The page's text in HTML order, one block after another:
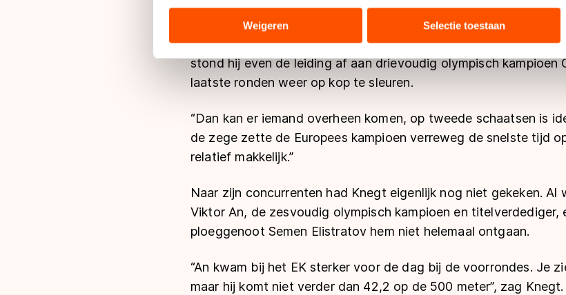
analyseren. We delen informatie over uw gebruik van onze site met onze
analyse. Zij kunnen deze combineren met andere gegevens die u aan hen heeft
hun services. Sommige partners kunnen gegevens doorgeven aan landen buiten
adequaat beschermingsniveau geldt volgens de GDPR. Door op ‘Toestaan’ te
Meer informatie vindt u in ons
cookiebeleid
Weigeren Selectie toestaan
Knegt na vier kwalificatieraces vast. “Mijn benen zijn prima,
Van 500 tot 1500 meter, Knegt had vrijdag steevast de
stond hij even de leiding af aan drievoudig olympisch kampioen
laatste ronden weer op kop te sleuren.
“Dan kan er iemand overheen komen, op tweede schaatsen is
de zege zette de Europees kampioen verreweg de snelste tijd
relatief makkelijk.”
Naar zijn concurrenten had Knegt eigenlijk nog niet gekeken. Al
Viktor An, de zesvoudig olympisch kampioen en titelverdediger,
ploeggenoot Semen Elistratov hem niet helemaal ontgaan.
“An kwam bij het EK sterker voor de dag bij de voorrondes. Je
maar hij komt niet verder dan 42,2 op de 500 meter”, zag Knegt.